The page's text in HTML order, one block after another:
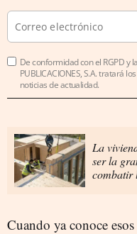
De conformidad con el RGPD y
PUBLICACIONES, S.A. tratará
noticias de actualidad.
La
ser la
combatir
Cuando ya conoce